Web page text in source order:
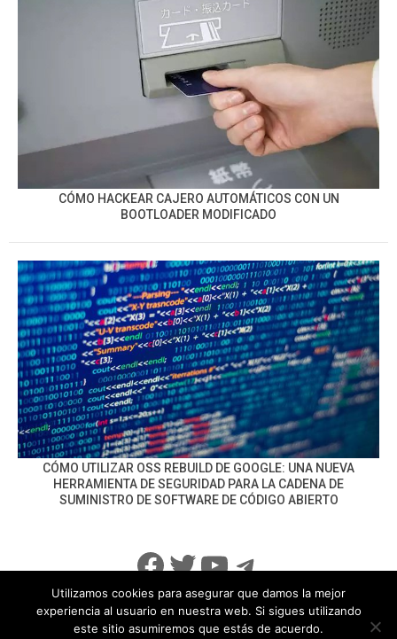
CÓMO HACKEAR CAJERO AUTOMÁTICOS CON UN
BOOTLOADER MODIFICADO
CÓMO UTILIZAR OSS REBUILD DE GOOGLE: UNA NUEVA
HERRAMIENTA DE SEGURIDAD PARA LA CADENA DE
SUMINISTRO DE SOFTWARE DE CÓDIGO ABIERTO
Facebook
Twitter
YouTube
Telegram
info@noticiasseguridad.com Política de Privacidad
Utilizamos cookies para asegurar que damos la mejor
experiencia al usuario en nuestra web. Si sigues utilizando
este sitio asumiremos que estás de acuerdo.